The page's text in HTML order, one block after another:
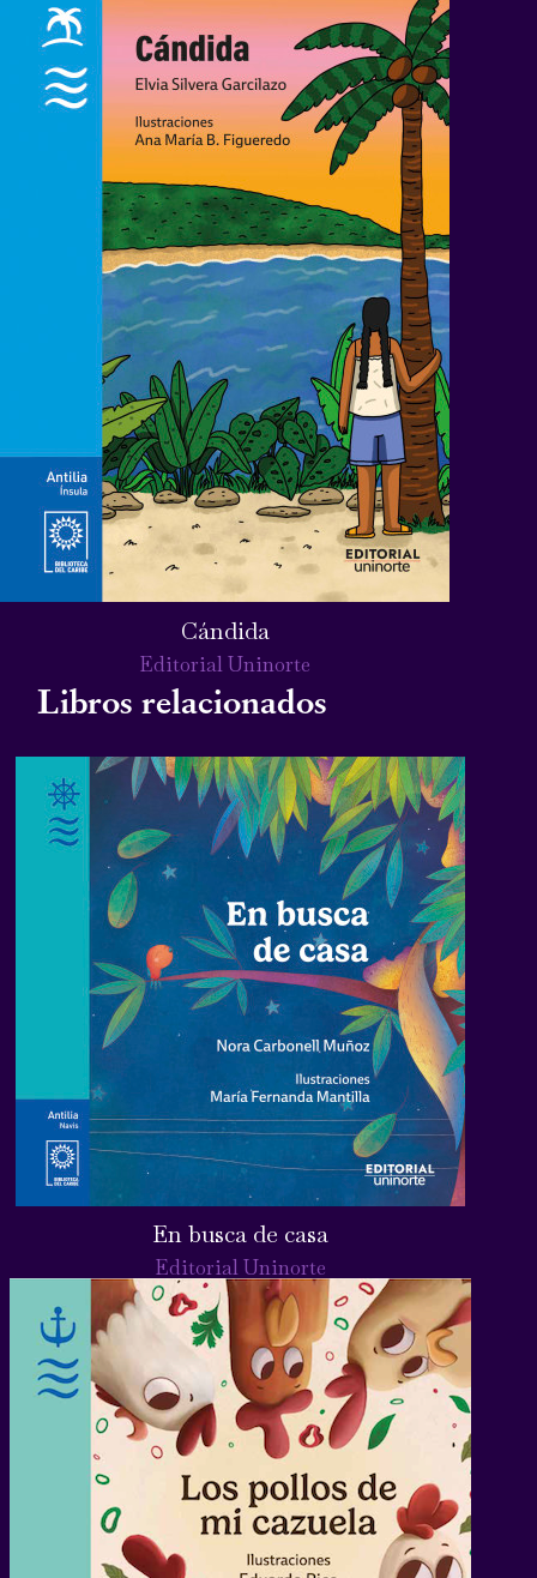
Cándida
Editorial Uninorte
Libros relacionados
En busca de casa
Editorial Uninorte